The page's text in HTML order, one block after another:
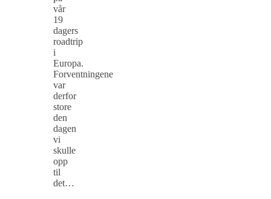
vår
19
dagers
roadtrip
i
Europa.
Forventningene
var
derfor
store
den
dagen
vi
skulle
opp
til
det…